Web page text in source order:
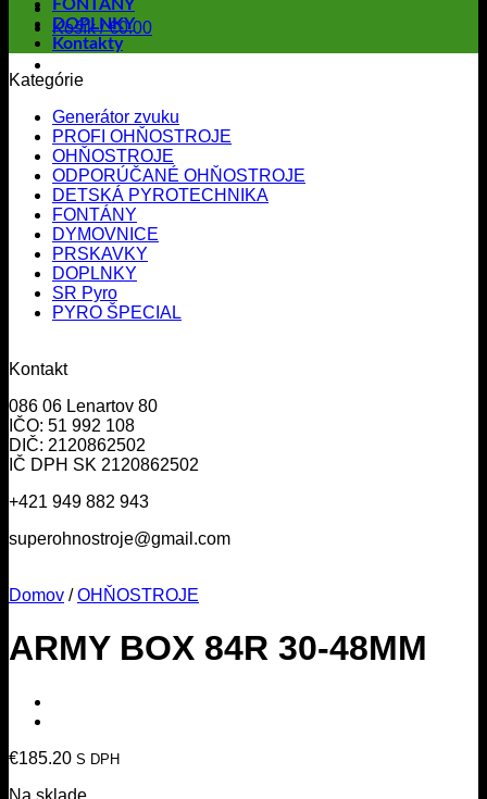
Košík /€0.00
FONTÁNY
DOPLNKY
Kontakty
Kategórie
Generátor zvuku
PROFI OHŇOSTROJE
OHŇOSTROJE
ODPORÚČANÉ OHŇOSTROJE
DETSKÁ PYROTECHNIKA
FONTÁNY
DYMOVNICE
PRSKAVKY
DOPLNKY
SR Pyro
PYRO ŠPECIAL
Kontakt
086 06 Lenartov 80
IČO: 51 992 108
DIČ: 2120862502
IČ DPH SK 2120862502
+421 949 882 943
superohnostroje@gmail.com
Domov / OHŇOSTROJE
ARMY BOX 84R 30-48MM
€185.20 S DPH
Na sklade